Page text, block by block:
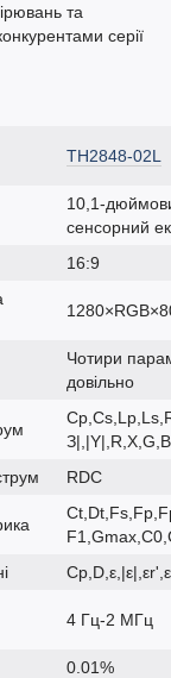
та
серії
TH2848-02L
10,1-
сенсорний
16:9
Чотири
довільно
RDC
4 Гц-2 МГц
0.01%